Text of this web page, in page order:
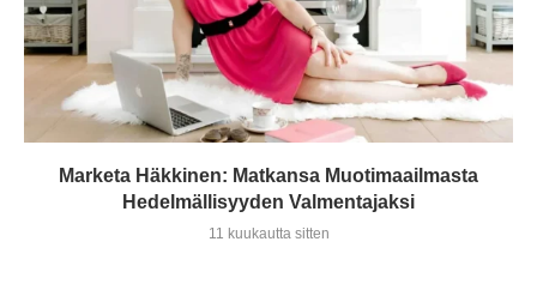
Marketa Häkkinen: Matkansa Muotimaailmasta
Hedelmällisyyden Valmentajaksi
11 kuukautta sitten